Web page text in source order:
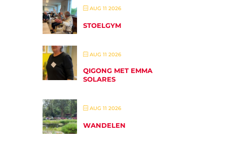
AUG 11 2026
STOELGYM
AUG 11 2026
QIGONG MET EMMA
SOLARES
AUG 11 2026
WANDELEN